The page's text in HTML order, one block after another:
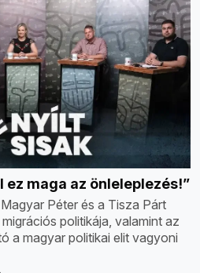
ez maga az önleleplezés!”
Péter és a Tisza Párt
politikája, valamint az
a magyar politikai elit vagyoni